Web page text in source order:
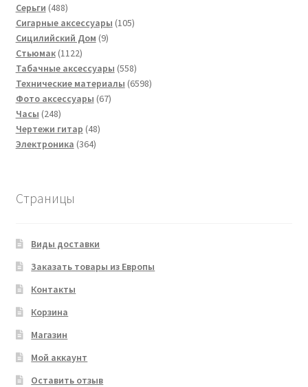
Серьги 488488
товаров
Сигарные аксессуары 105105
Сицилийский Дом 99
Стьюмак 11221122
товара
Табачные аксессуары 558558
товаров
Технические материалы 65986598
Фото аксессуары 6767
Часы 248248
товаров
Чертежи гитар 4848
Электроника 364364
Страницы
Виды доставки
Заказать товары из Европы
Контакты
Корзина
Магазин
Мой аккаунт
Оставить отзыв